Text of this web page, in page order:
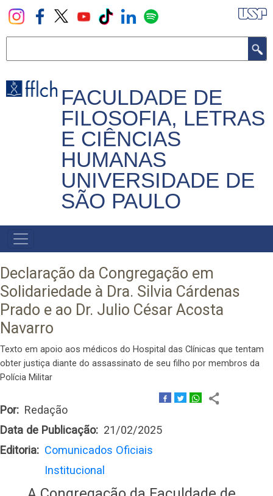
Pular
para
principal
FACULDADE DE
FILOSOFIA, LETRAS
E CIÊNCIAS
HUMANAS
UNIVERSIDADE DE
SÃO PAULO
NAVEGADOR
PRINCIPAL
Declaração da Congregação em
Solidariedade à Dra. Silvia Cárdenas
Prado e ao Dr. Julio César Acosta
Navarro
Texto em apoio aos médicos do Hospital das Clínicas que tentam
obter justiça diante do assassinato de seu filho por membros da
Polícia Militar
Por
Redação
Data de Publicação
21/02/2025
Editoria
Comunicados Oficiais
Institucional